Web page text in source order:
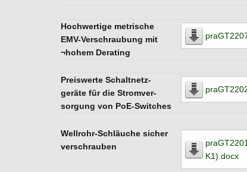
Hochwertige metrische
EMV-Verschraubung mit
¬hohem Derating
Preiswerte Schaltnetz-
geräte für die Stromver-
sorgung von PoE-Switches
Wellrohr-Schläuche sicher
verschrauben
K1).docx